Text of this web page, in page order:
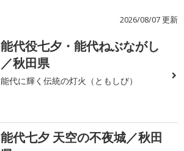
2026/08/07 更新
能代役七夕・能代ねぶながし
／秋田県
能代に輝く伝統の灯火（ともしび）
能代七夕 天空の不夜城／秋田